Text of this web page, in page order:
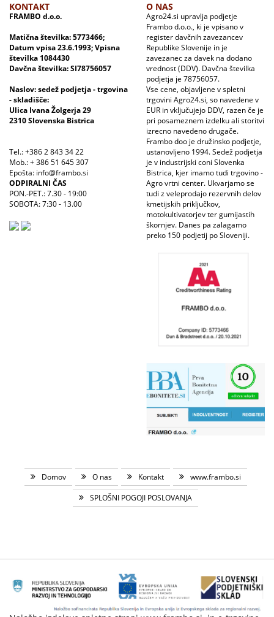
KONTAKT
FRAMBO d.o.o.
Matična številka: 5773466;
Datum vpisa 23.6.1993; Vpisna
številka 1084430
Davčna številka: SI78756057
Naslov: sedež podjetja - trgovina
- skladišče:
Ulica Ivana Žolgerja 29
2310 Slovenska Bistrica
Tel.: +386 2 843 34 22
Mob.: + 386 51 645 307
Epošta: info@frambo.si
ODPIRALNI ČAS
PON.-PET.: 7.30 - 19:00
SOBOTA: 7:30 - 13.00
O NAS
Agro24.si upravlja podjetje
Frambo d.o.o., ki je vpisano v
register davčnih zavezancev
Republike Slovenije in je
zavezanec za davek na dodano
vrednost (DDV). Davčna številka
podjetja je 78756057.
Vse cene, objavljene v spletni
trgovini Agro24.si, so navedene v
EUR in vključujejo DDV, razen če je
pri posameznem izdelku ali storitvi
izrecno navedeno drugače.
Frambo doo je družinsko podjetje,
ustanovljeno 1994. Sedež podjetja
je v industrijski coni Slovenka
Bistrica, kjer imamo tudi trgovino -
Agro vrtni center. Ukvarjamo se
tudi z veleprodajo rezervnih delov
kmetijskih priključkov,
motokultivatorjev ter gumijastih
škornjev. Danes pa zalagamo
preko 150 podjetij po Sloveniji.
Domov O nas Kontakt
www.frambo.si
SPLOŠNI POGOJI POSLOVANJA